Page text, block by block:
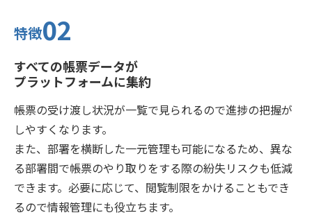
特徴02
すべての帳票データが
プラットフォームに集約
帳票の受け渡し状況が一覧で見られるので進捗の把握が
しやすくなります。
また、部署を横断した一元管理も可能になるため、異な
る部署間で帳票のやり取りをする際の紛失リスクも低減
できます。必要に応じて、閲覧制限をかけることもでき
るので情報管理にも役立ちます。